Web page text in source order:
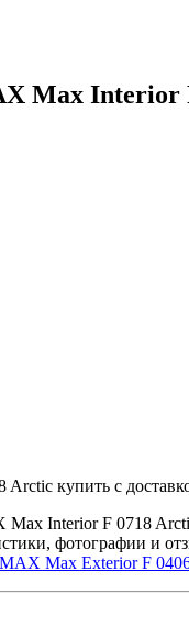
Max Interior
купить с
Interior F 0718
фотографии и
Max Exterior F